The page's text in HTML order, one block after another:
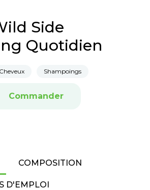
Side
Quotidien
Cheveux Shampoings
Commander
COMPOSITION
D'EMPLOI